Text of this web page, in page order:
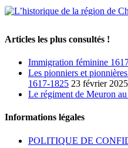
Articles les plus consultés !
Immigration féminine
Les pionniers et
1617-1825 23 février 2025
Le régiment de Meuron
Informations légales
POLITIQUE DE